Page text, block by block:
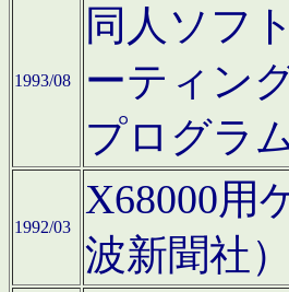
1993/08
同人ソフ
ーティン
プログラ
1992/03
X68000用
波新聞社